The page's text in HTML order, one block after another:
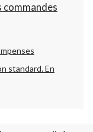
standard.En